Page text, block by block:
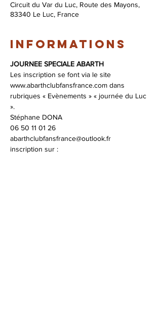
Circuit du Var du Luc, Route des Mayons,
83340 Le Luc, France
Informations
JOURNEE SPECIALE ABARTH
Les inscription se font via le site
www.abarthclubfansfrance.com dans
rubriques « Evènements » « journée du Luc
».
Stéphane DONA
06 50 11 01 26
abarthclubfansfrance@outlook.fr
inscription sur :